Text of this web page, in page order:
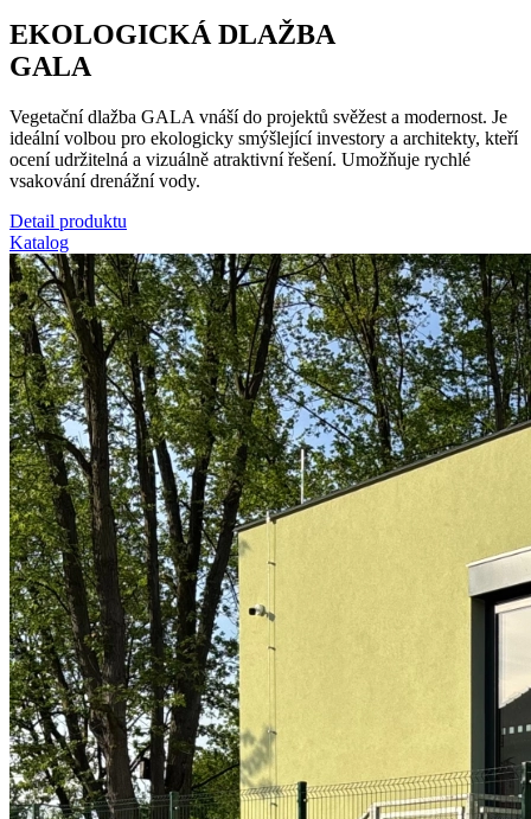
EKOLOGICKÁ DLAŽBA
GALA
Vegetační dlažba GALA vnáší do projektů svěžest a modernost. Je
ideální volbou pro ekologicky smýšlející investory a architekty, kteří
ocení udržitelná a vizuálně atraktivní řešení. Umožňuje rychlé
vsakování drenážní vody.
Detail produktu
Katalog